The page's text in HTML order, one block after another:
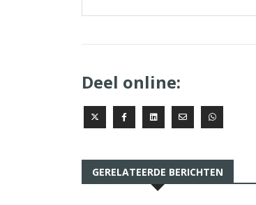
Deel online:
GERELATEERDE BERICHTEN